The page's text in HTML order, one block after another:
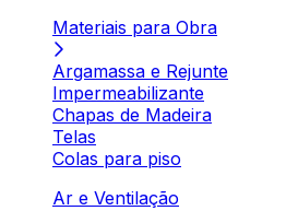
Materiais para Obra
Argamassa e Rejunte
Impermeabilizante
Chapas de Madeira
Telas
Colas para piso
Ar e Ventilação